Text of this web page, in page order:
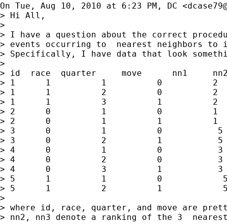
On Tue, Aug 10, 2010 at 6:23 PM, DC <
> Hi All,
>
> I have a question about the correct
> events occurring to  nearest neighbors
> Specifically, I have data that look
>
> id  race  quarter     move      nn1
> 1      1          1          0          2
> 1      1          2          0          2
> 1      1          3          1          2
> 2      0          1          0          1
> 2      0          1          1          1
> 3      0          1          0
> 3      0          2          1
> 4      0          1          0           3
> 4      0          2          0           3
> 4      0          3          1           3
> 5      1          1          0
> 5      1          2          1
>
> where id, race, quarter, and move are
> nn2, nn3 denote a ranking of the 3